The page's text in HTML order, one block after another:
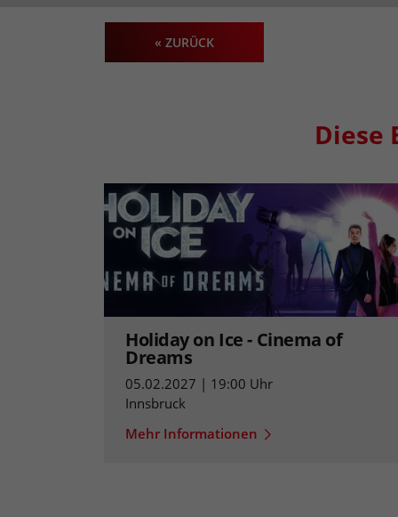
« ZURÜCK
Diese
Holiday on Ice - Cinema of
Dreams
05.02.2027 | 19:00 Uhr
Innsbruck
Mehr Informationen